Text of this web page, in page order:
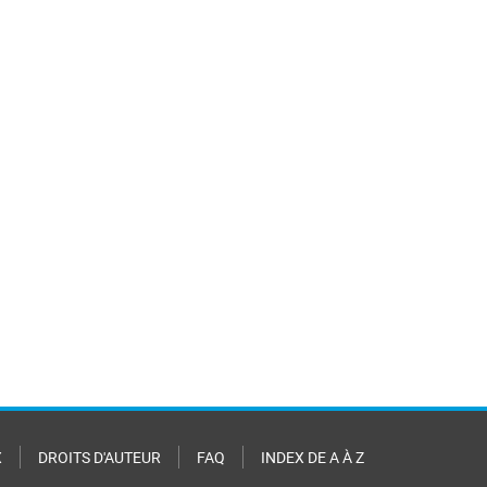
DROITS D'AUTEUR FAQ INDEX DE A À Z